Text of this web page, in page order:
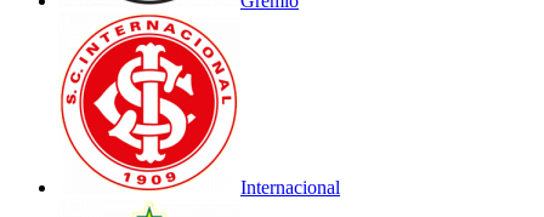
Internacional